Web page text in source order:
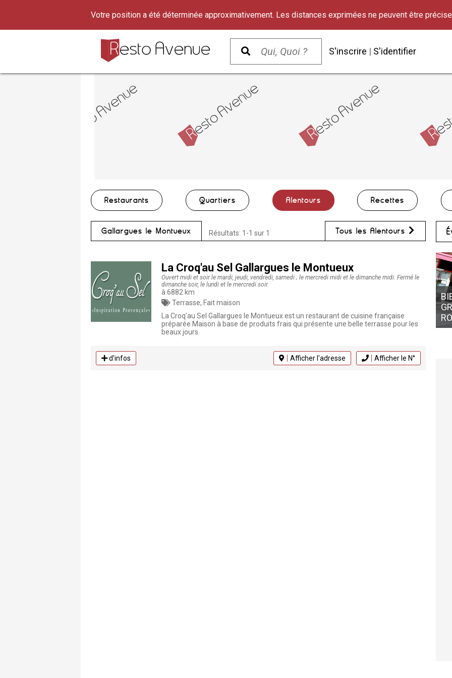
Votre position a été déterminée approximativement. Les distances exprimées ne peuvent être
S'inscrire | S'identifier
Restaurants Quartiers Alentours Recettes
Gallargues le Montueux Résultats: 1-1 sur 1 Tous les Alentours
La Croq'au Sel Gallargues le Montueux
Ouvert midi et soir le mardi, jeudi, vendredi, samedi ; le mercredi midi et le dimanche midi. Fermé le
dimanche soir, le lundi et le mercredi soir.
à 6882 km
Terrasse, Fait maison
La Croq'au Sel Gallargues le Montueux est un restaurant de cuisine française
préparée Maison à base de produits frais qui présente une belle terrasse pour les
beaux jours.
d'infos Afficher l'adresse Afficher le N°